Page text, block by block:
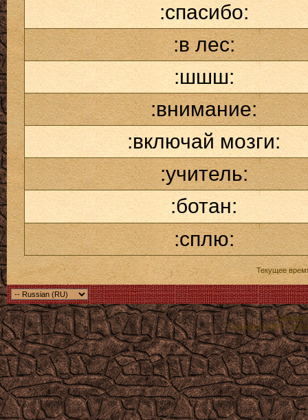
:спасибо:
:в лес:
:шшш:
:внимание:
:включай мозги:
:учитель:
:ботан:
:сплю:
Текущее
Powered
Copyright ©2000 -